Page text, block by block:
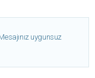
uygunsuz